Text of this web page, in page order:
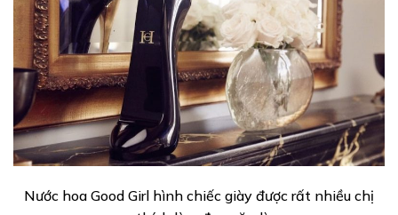
Nước hoa Good Girl hình chiếc giày được rất nhiều chị